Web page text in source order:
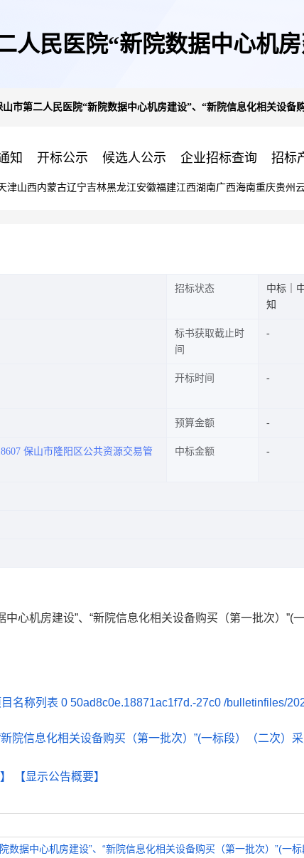
人民医院“新院数据中心机
市第二人民医院“新院数据中心机房建设”、“新院信息化相关设
知 开标公示 候选人公示 企业招标查询 招标
津山西内蒙古辽宁吉林黑龙江安徽福建江西湖南广西海南重庆贵州
招标状态
中标｜
知
标书获取截止时
间
开标时间
预算金额
保山市隆阳区公共资源交易管
中标金额
心机房建设”、“新院信息化相关设备购买（第一批次）”(
名称列表 0 50ad8c0e.18871ac1f7d.-27c0 /bulletinfiles/
院信息化相关设备购买（第一批次）”(一标段）（二次）
【显示公告概要】
数据中心机房建设”、“新院信息化相关设备购买（第一批次）”(一